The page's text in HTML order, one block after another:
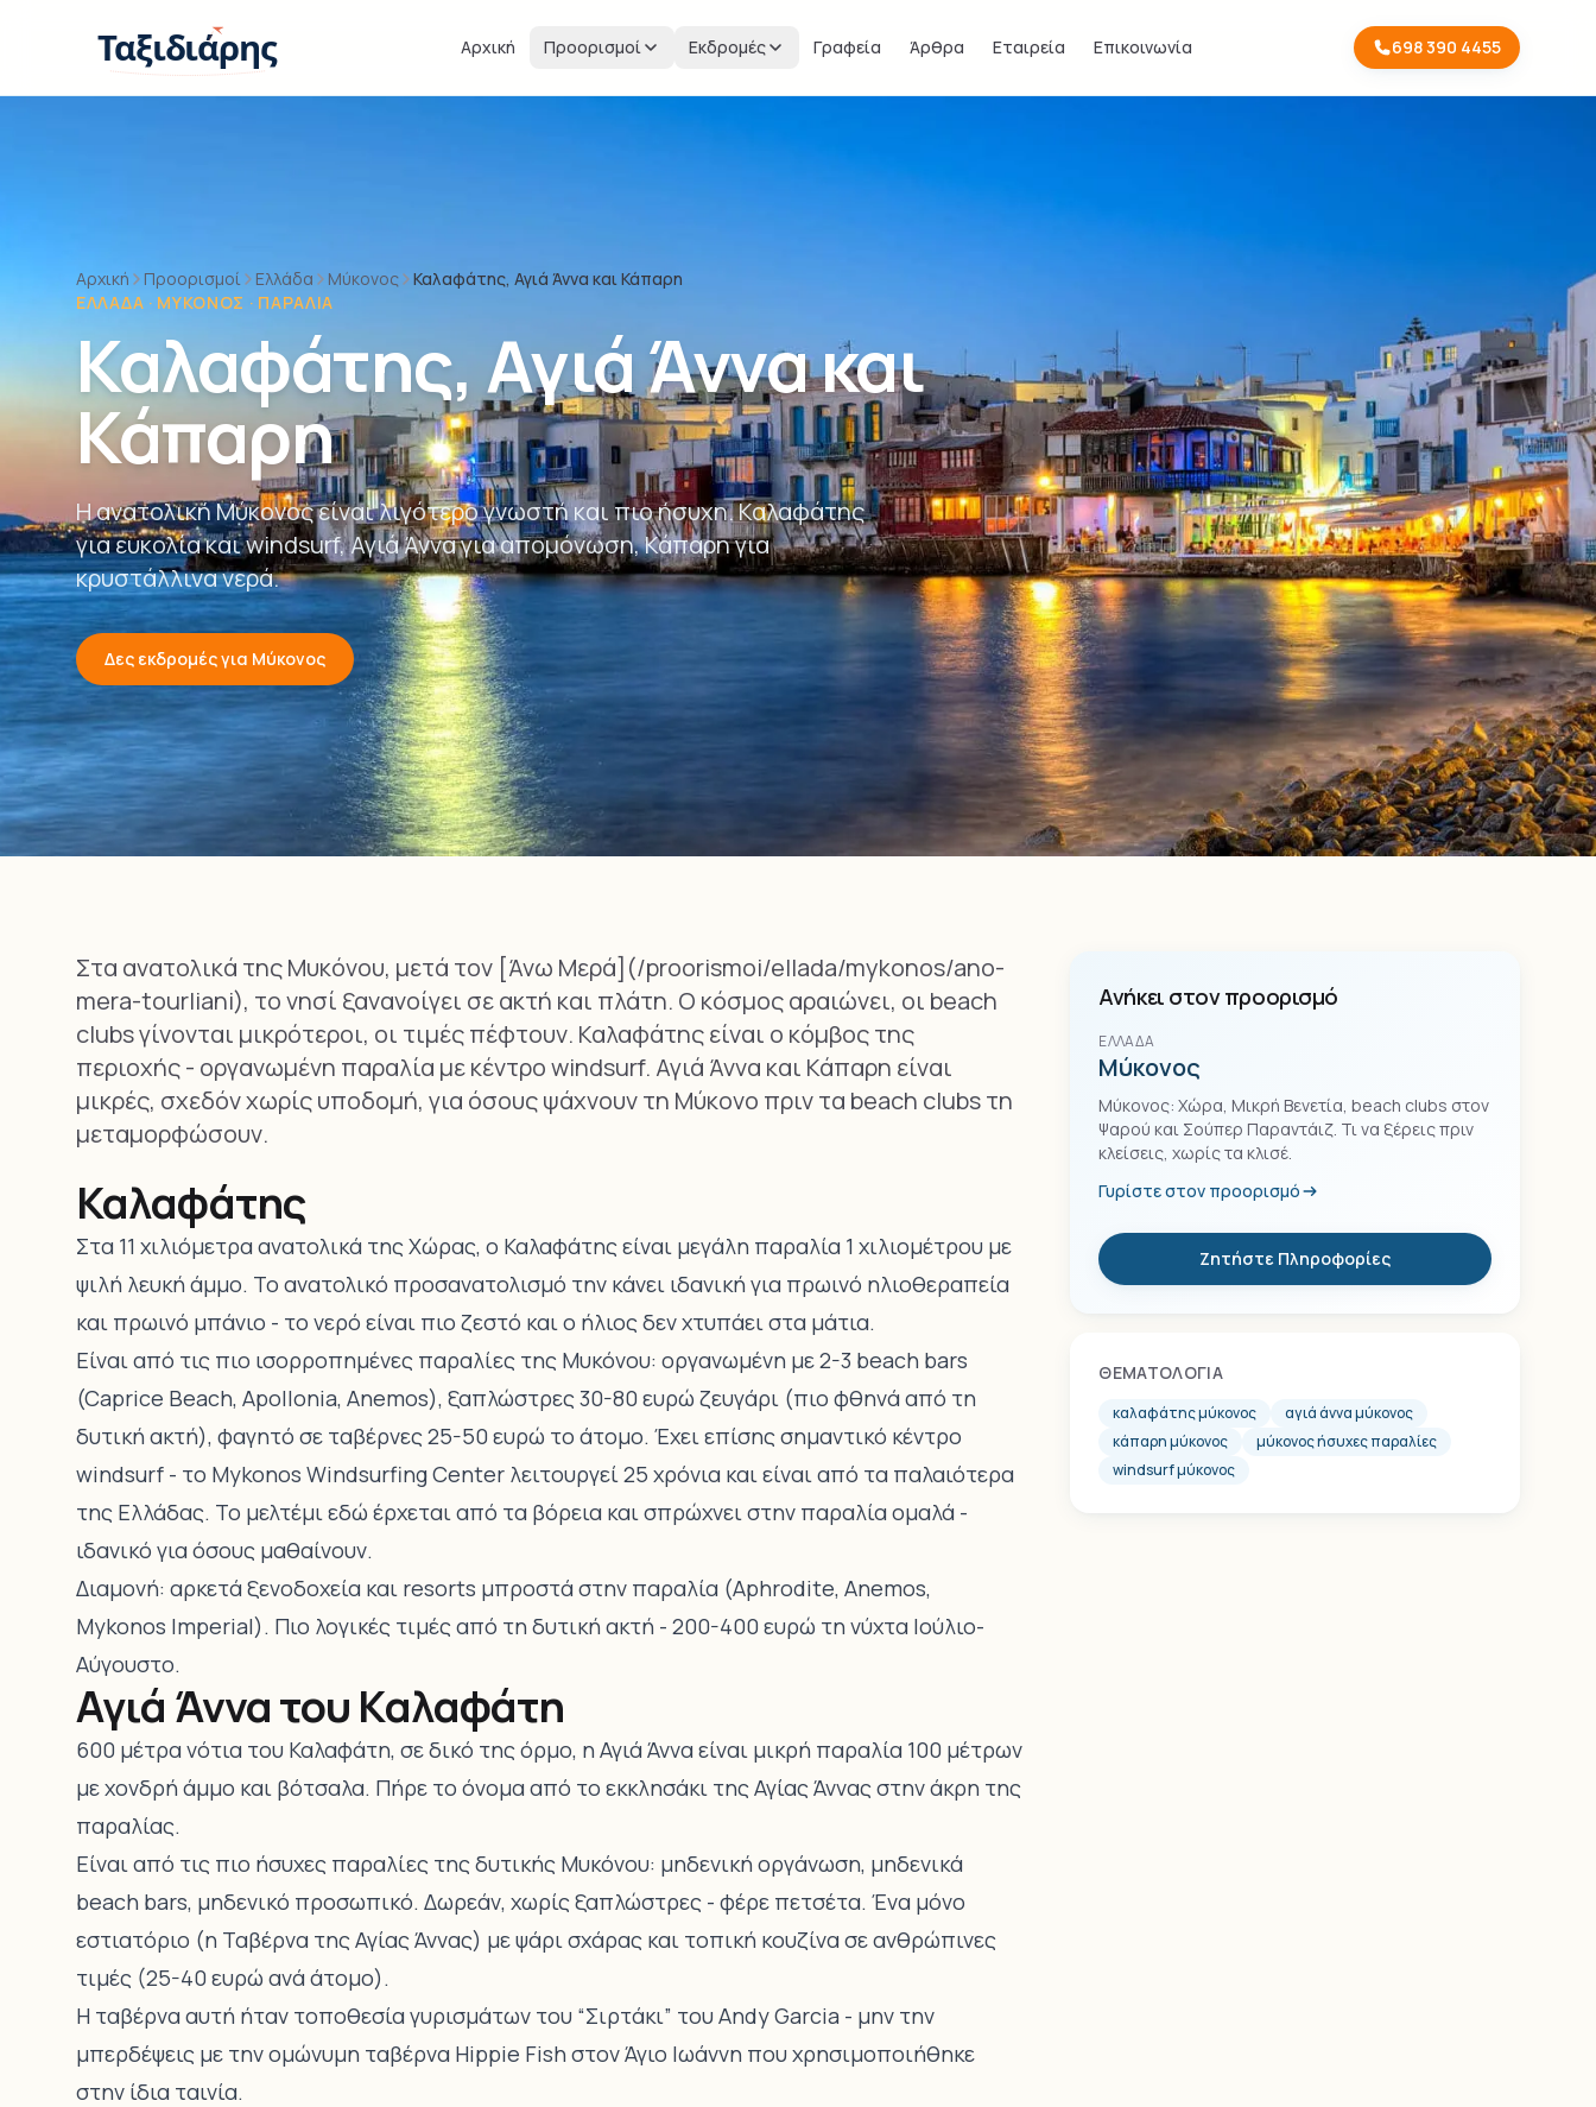
Ταξιδιάρης Αρχική Προορισμοί Εκδρομές Γραφεία Άρθρα Εταιρεία Επικοινωνία 698 390 4455
Αρχική Προορισμοί Ελλάδα Μύκονος
Καλαφάτης, Αγιά Άννα και Κάπαρη
ΕΛΛΆΔΑ · ΜΎΚΟΝΟΣ · ΠΑΡΑΛΊΑ
Καλαφάτης, Αγιά Άννα και
Κάπαρη
Η ανατολική Μύκονος είναι λιγότερο γνωστή και πιο ήσυχη. Καλαφάτης
για ευκολία και windsurf, Αγιά Άννα για απομόνωση, Κάπαρη για
κρυστάλλινα νερά.
Δες εκδρομές για Μύκονος
Στα ανατολικά της Μυκόνου, μετά τον [Άνω Μερά](/proorismoi/ellada/mykonos/ano-
mera-tourliani), το νησί ξανανοίγει σε ακτή και πλάτη. Ο κόσμος αραιώνει, οι beach
clubs γίνονται μικρότεροι, οι τιμές πέφτουν. Καλαφάτης είναι ο κόμβος της
περιοχής - οργανωμένη παραλία με κέντρο windsurf. Αγιά Άννα και Κάπαρη είναι
μικρές, σχεδόν χωρίς υποδομή, για όσους ψάχνουν τη Μύκονο πριν τα beach clubs τη
μεταμορφώσουν.
Καλαφάτης
Στα 11 χιλιόμετρα ανατολικά τηςΧώρας, ο Καλαφάτης είναι μεγάλη παραλία 1 χιλιομέτρου με
ψιλή λευκή άμμο. Το ανατολικό προσανατολισμό την κάνει ιδανική για πρωινό ηλιοθεραπεία
και πρωινό μπάνιο - το νερό είναι πιο ζεστό και ο ήλιος δεν χτυπάει στα μάτια.
Είναι από τις πιο ισορροπημένες παραλίες της Μυκόνου: οργανωμένη με 2-3 beach bars
(Caprice Beach, Apollonia, Anemos), ξαπλώστρες 30-80 ευρώ ζευγάρι (πιο φθηνά από τη
δυτική ακτή), φαγητό σε ταβέρνες 25-50 ευρώ το άτομο. Έχει επίσης σημαντικό κέντρο
windsurf - το Mykonos Windsurfing Center λειτουργεί 25 χρόνια και είναι από τα παλαιότερα
της Ελλάδας. Το μελτέμι εδώ έρχεται από τα βόρεια και σπρώχνει στην παραλία ομαλά -
ιδανικό για όσους μαθαίνουν.
Διαμονή: αρκετά ξενοδοχεία και resorts μπροστά στην παραλία (Aphrodite, Anemos,
Mykonos Imperial). Πιο λογικές τιμές από τη δυτική ακτή - 200-400 ευρώ τη νύχτα Ιούλιο-
Αύγουστο.
Αγιά Άννα του Καλαφάτη
600 μέτρα νότια του Καλαφάτη, σε δικό της όρμο, η Αγιά Άννα είναι μικρή παραλία 100 μέτρων
με χονδρή άμμο και βότσαλα. Πήρε το όνομα από το εκκλησάκι της Αγίας Άννας στην άκρη της
παραλίας.
Είναι από τις πιο ήσυχες παραλίες της δυτικής Μυκόνου: μηδενική οργάνωση, μηδενικά
beach bars, μηδενικό προσωπικό. Δωρεάν, χωρίς ξαπλώστρες - φέρε πετσέτα. Ένα μόνο
εστιατόριο (η Ταβέρνα της Αγίας Άννας) με ψάρι σχάρας και τοπική κουζίνα σε ανθρώπινες
τιμές (25-40 ευρώ ανά άτομο).
Η ταβέρνα αυτή ήταν τοποθεσία γυρισμάτων του “Σιρτάκι” του Andy Garcia - μην την
μπερδέψεις με την ομώνυμη ταβέρνα Hippie Fish στον Άγιο Ιωάννη που χρησιμοποιήθηκε
στην ίδια ταινία.
Ανήκει στον προορισμό
ΕΛΛΆΔΑ
Μύκονος
Μύκονος: Χώρα, Μικρή Βενετία, beach clubs στον
Ψαρού και Σούπερ Παραντάιζ. Τι να ξέρεις πριν
κλείσεις, χωρίς τα κλισέ.
Γυρίστε στον προορισμό
Ζητήστε Πληροφορίες
ΘΕΜΑΤΟΛΟΓΊΑ
καλαφάτης μύκονος
αγιά άννα μύκονος
κάπαρη μύκονος
μύκονος ήσυχες παραλίες
windsurf μύκονος